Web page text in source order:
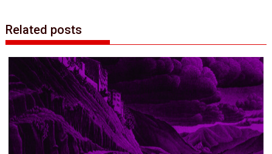
Related posts